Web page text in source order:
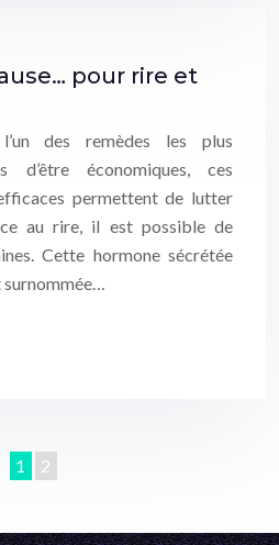
pour rire et
des remèdes les plus
d’être économiques, ces
permettent de lutter
au rire, il est possible de
Cette hormone sécrétée
surnommée…
1 2